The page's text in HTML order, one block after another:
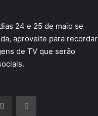
24 e 25 de maio se
aproveite para recordar
de TV que serão
Partilhar Via Email Imprimir